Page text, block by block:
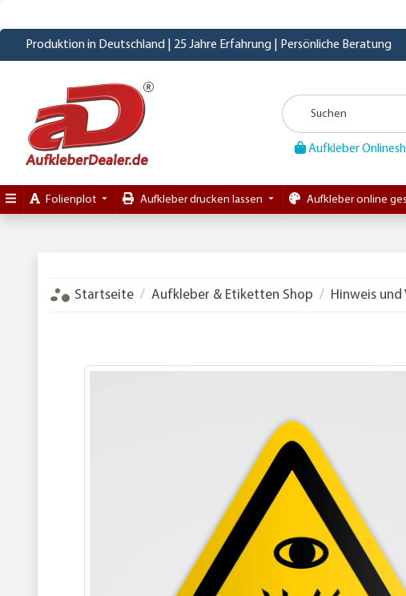
Produktion in Deutschland | 25 Jahre Erfahrung | Persönliche Beratung
Aufkleber
Folienplot Aufkleber drucken lassen Aufkleber online
Startseite Aufkleber & Etiketten Shop Hinweis